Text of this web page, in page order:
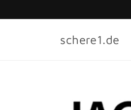
Inhalt
schere1.de